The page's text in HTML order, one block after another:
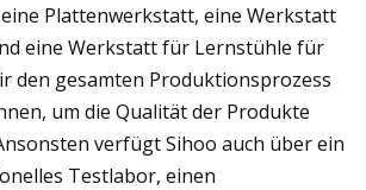
Plattenwerkstatt, eine Werkstatt
eine Werkstatt für Lernstühle für
den gesamten Produktionsprozess
um die Qualität der Produkte
verfügt Sihoo auch über ein
Testlabor, einen